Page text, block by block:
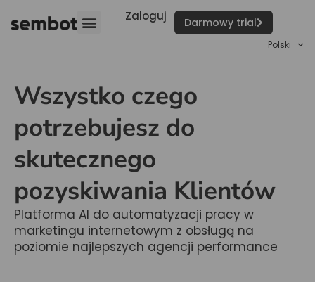
Zaloguj Darmowy trial
Polski
Wszystko czego
potrzebujesz do
skutecznego
pozyskiwania Klientów
Platforma AI do automatyzacji pracy w
marketingu internetowym z obsługą na
poziomie najlepszych agencji performance